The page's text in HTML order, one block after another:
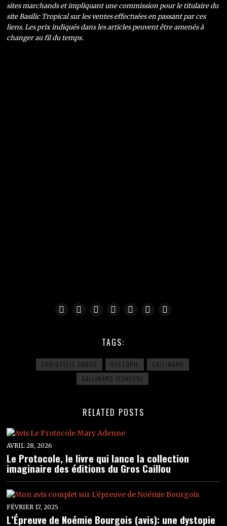
sites marchands et impliquant une commission pour le titulaire du
site Basilic Tropical sur les ventes effectuées en passant par ces
liens. Les prix indiqués dans les articles peuvent être amenés à
changer au fil du temps.
TAGS:
CHRISTELLE DABOS DYSTOPIE
GALLIMARD
GALLIMARD JEUNESSE
RELATED POSTS
AVRIL 28, 2026
Le Protocole, le livre qui lance la collection
imaginaire des éditions du Gros Caillou
FÉVRIER 17, 2025
L’Épreuve de Noémie Bourgois (avis): une dystopie